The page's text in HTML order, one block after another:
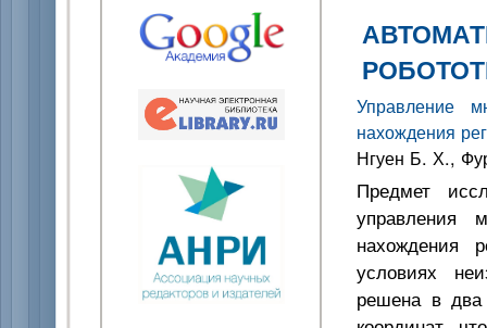
Управление
нахождения
Нгуен Б. Х.,
Предмет
управления
нахождения
условиях
решена в два